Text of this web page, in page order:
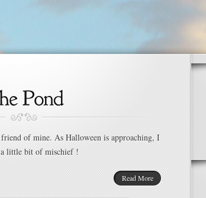
of mine. As Halloween is approaching, I
a little bit of mischief !
Read More